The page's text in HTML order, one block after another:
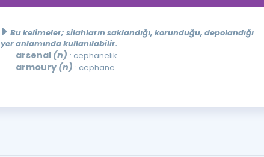
Bu kelimeler; silahların saklandığı, korunduğu, depolandığı
yer anlamında kullanılabilir.
arsenal (n) : cephanelik
armoury (n) : cephane